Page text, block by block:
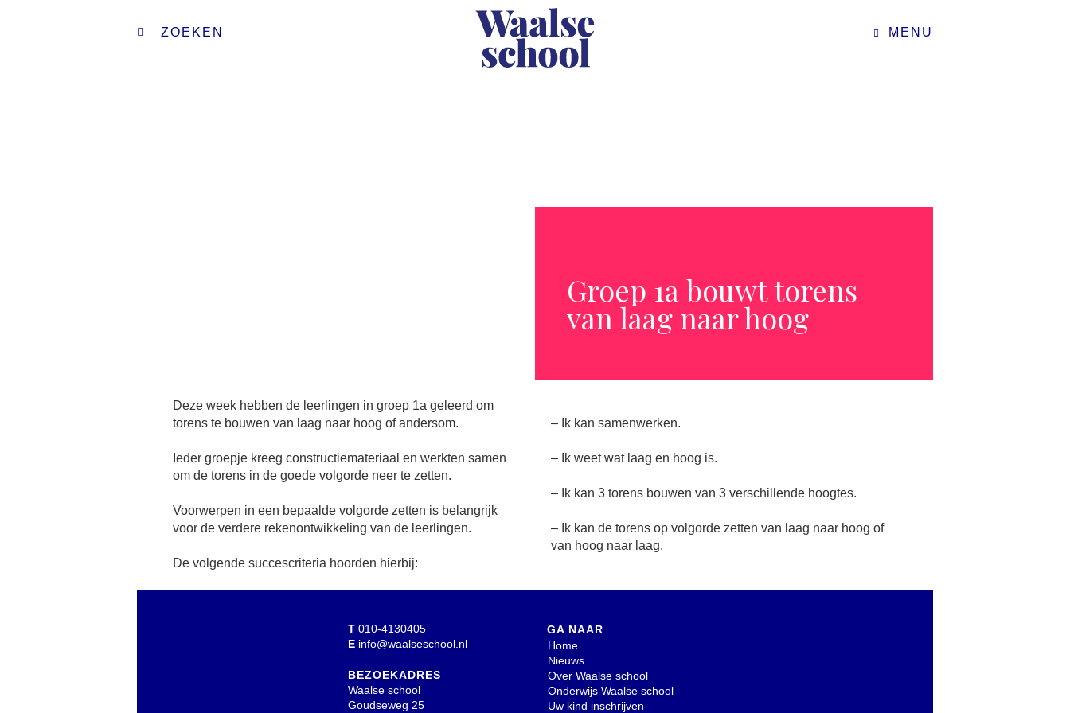
ZOEKEN MENU
Groep 1a bouwt torens
van laag naar hoog
Deze week hebben de leerlingen in groep 1a geleerd om
torens te bouwen van laag naar hoog of andersom.
Ieder groepje kreeg constructiemateriaal en werkten samen
om de torens in de goede volgorde neer te zetten.
Voorwerpen in een bepaalde volgorde zetten is belangrijk
voor de verdere rekenontwikkeling van de leerlingen.
De volgende succescriteria hoorden hierbij:
– Ik kan samenwerken.
– Ik weet wat laag en hoog is.
– Ik kan 3 torens bouwen van 3 verschillende hoogtes.
– Ik kan de torens op volgorde zetten van laag naar hoog of
van hoog naar laag.
T 010-4130405
E info@waalseschool.nl
BEZOEKADRES
Waalse school
Goudseweg 25
GA NAAR
Home
Nieuws
Over Waalse school
Onderwijs Waalse school
Uw kind inschrijven